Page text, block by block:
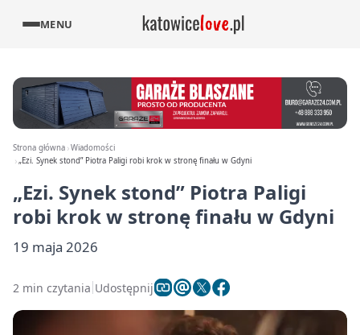
MENU
Strona główna Wiadomości
„Ezi. Synek stond” Piotra Paligi robi krok w stronę finału w Gdyni
„Ezi. Synek stond” Piotra Paligi
robi krok w stronę finału w Gdyni
19 maja 2026
2 min czytania Udostępnij